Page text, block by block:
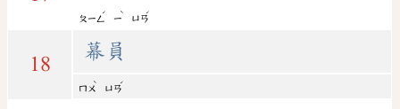
ㄆㄧㄥ
ˊ
ㄧ
ˋ
ㄩㄢ
ˊ
18
幕員
ㄇㄨ
ˋ
ㄩㄢ
ˊ